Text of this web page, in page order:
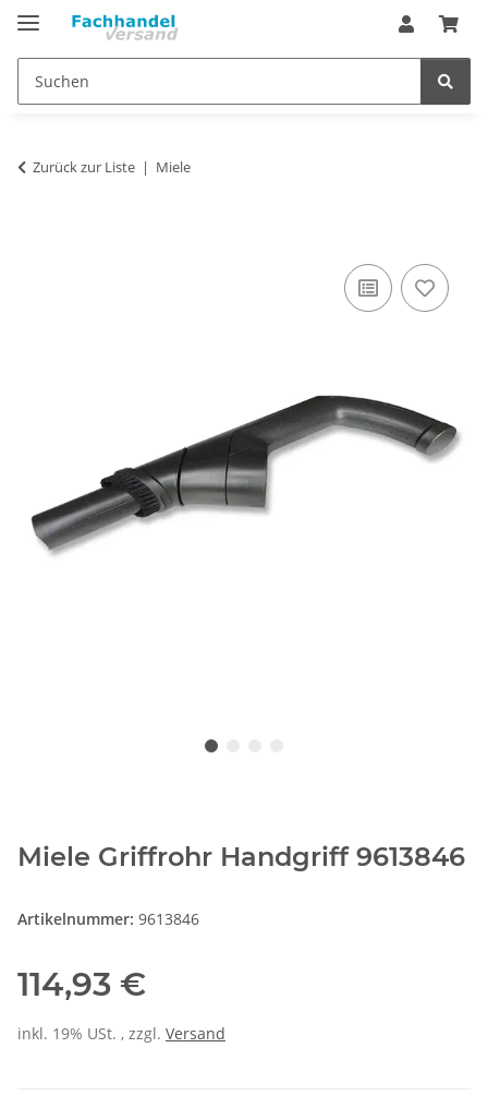
Zurück zur Liste Miele
Miele Griffrohr Handgriff 9613846
Artikelnummer: 9613846
114,93 €
inkl. 19% USt. , zzgl. Versand